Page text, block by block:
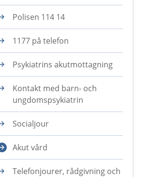
Polisen 114 14
1177 på telefon
Psykiatrins akutmottagning
Kontakt med barn- och
ungdomspsykiatrin
Socialjour
Akut vård
Telefonjourer, rådgivning och